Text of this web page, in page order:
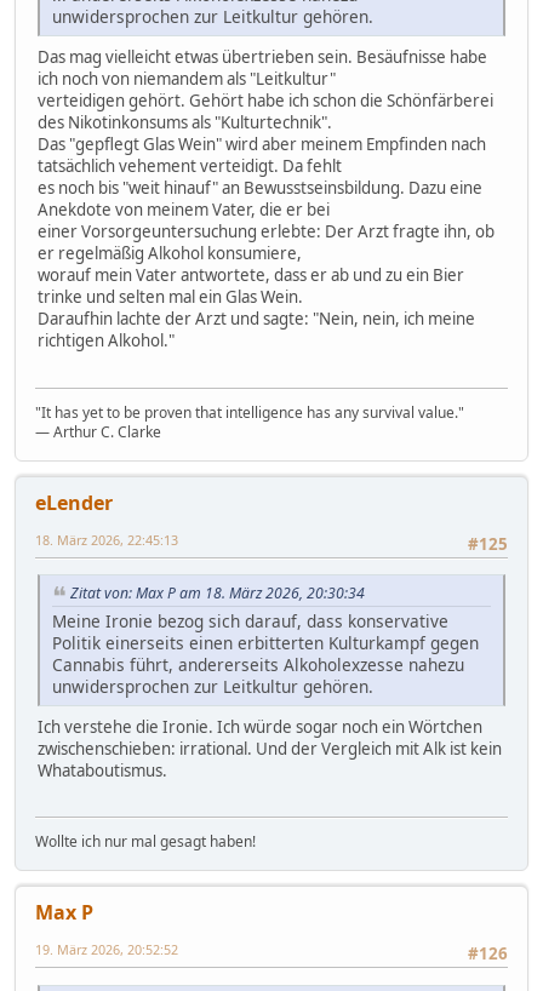
unwidersprochen zur Leitkultur gehören.
Das mag vielleicht etwas übertrieben sein. Besäufnisse habe
ich noch von niemandem als "Leitkultur"
verteidigen gehört. Gehört habe ich schon die Schönfärberei
des Nikotinkonsums als "Kulturtechnik".
Das "gepflegt Glas Wein" wird aber meinem Empfinden nach
tatsächlich vehement verteidigt. Da fehlt
es noch bis "weit hinauf" an Bewusstseinsbildung. Dazu eine
Anekdote von meinem Vater, die er bei
einer Vorsorgeuntersuchung erlebte: Der Arzt fragte ihn, ob
er regelmäßig Alkohol konsumiere,
worauf mein Vater antwortete, dass er ab und zu ein Bier
trinke und selten mal ein Glas Wein.
Daraufhin lachte der Arzt und sagte: "Nein, nein, ich meine
richtigen Alkohol."
"It has yet to be proven that intelligence has any survival value."
― Arthur C. Clarke
eLender
#125
18. März 2026, 22:45:13
Zitat von: Max P am 18. März 2026, 20:30:34
Meine Ironie bezog sich darauf, dass konservative
Politik einerseits einen erbitterten Kulturkampf gegen
Cannabis führt, andererseits Alkoholexzesse nahezu
unwidersprochen zur Leitkultur gehören.
Ich verstehe die Ironie. Ich würde sogar noch ein Wörtchen
zwischenschieben: irrational. Und der Vergleich mit Alk ist kein
Whataboutismus.
Wollte ich nur mal gesagt haben!
Max P
#126
19. März 2026, 20:52:52